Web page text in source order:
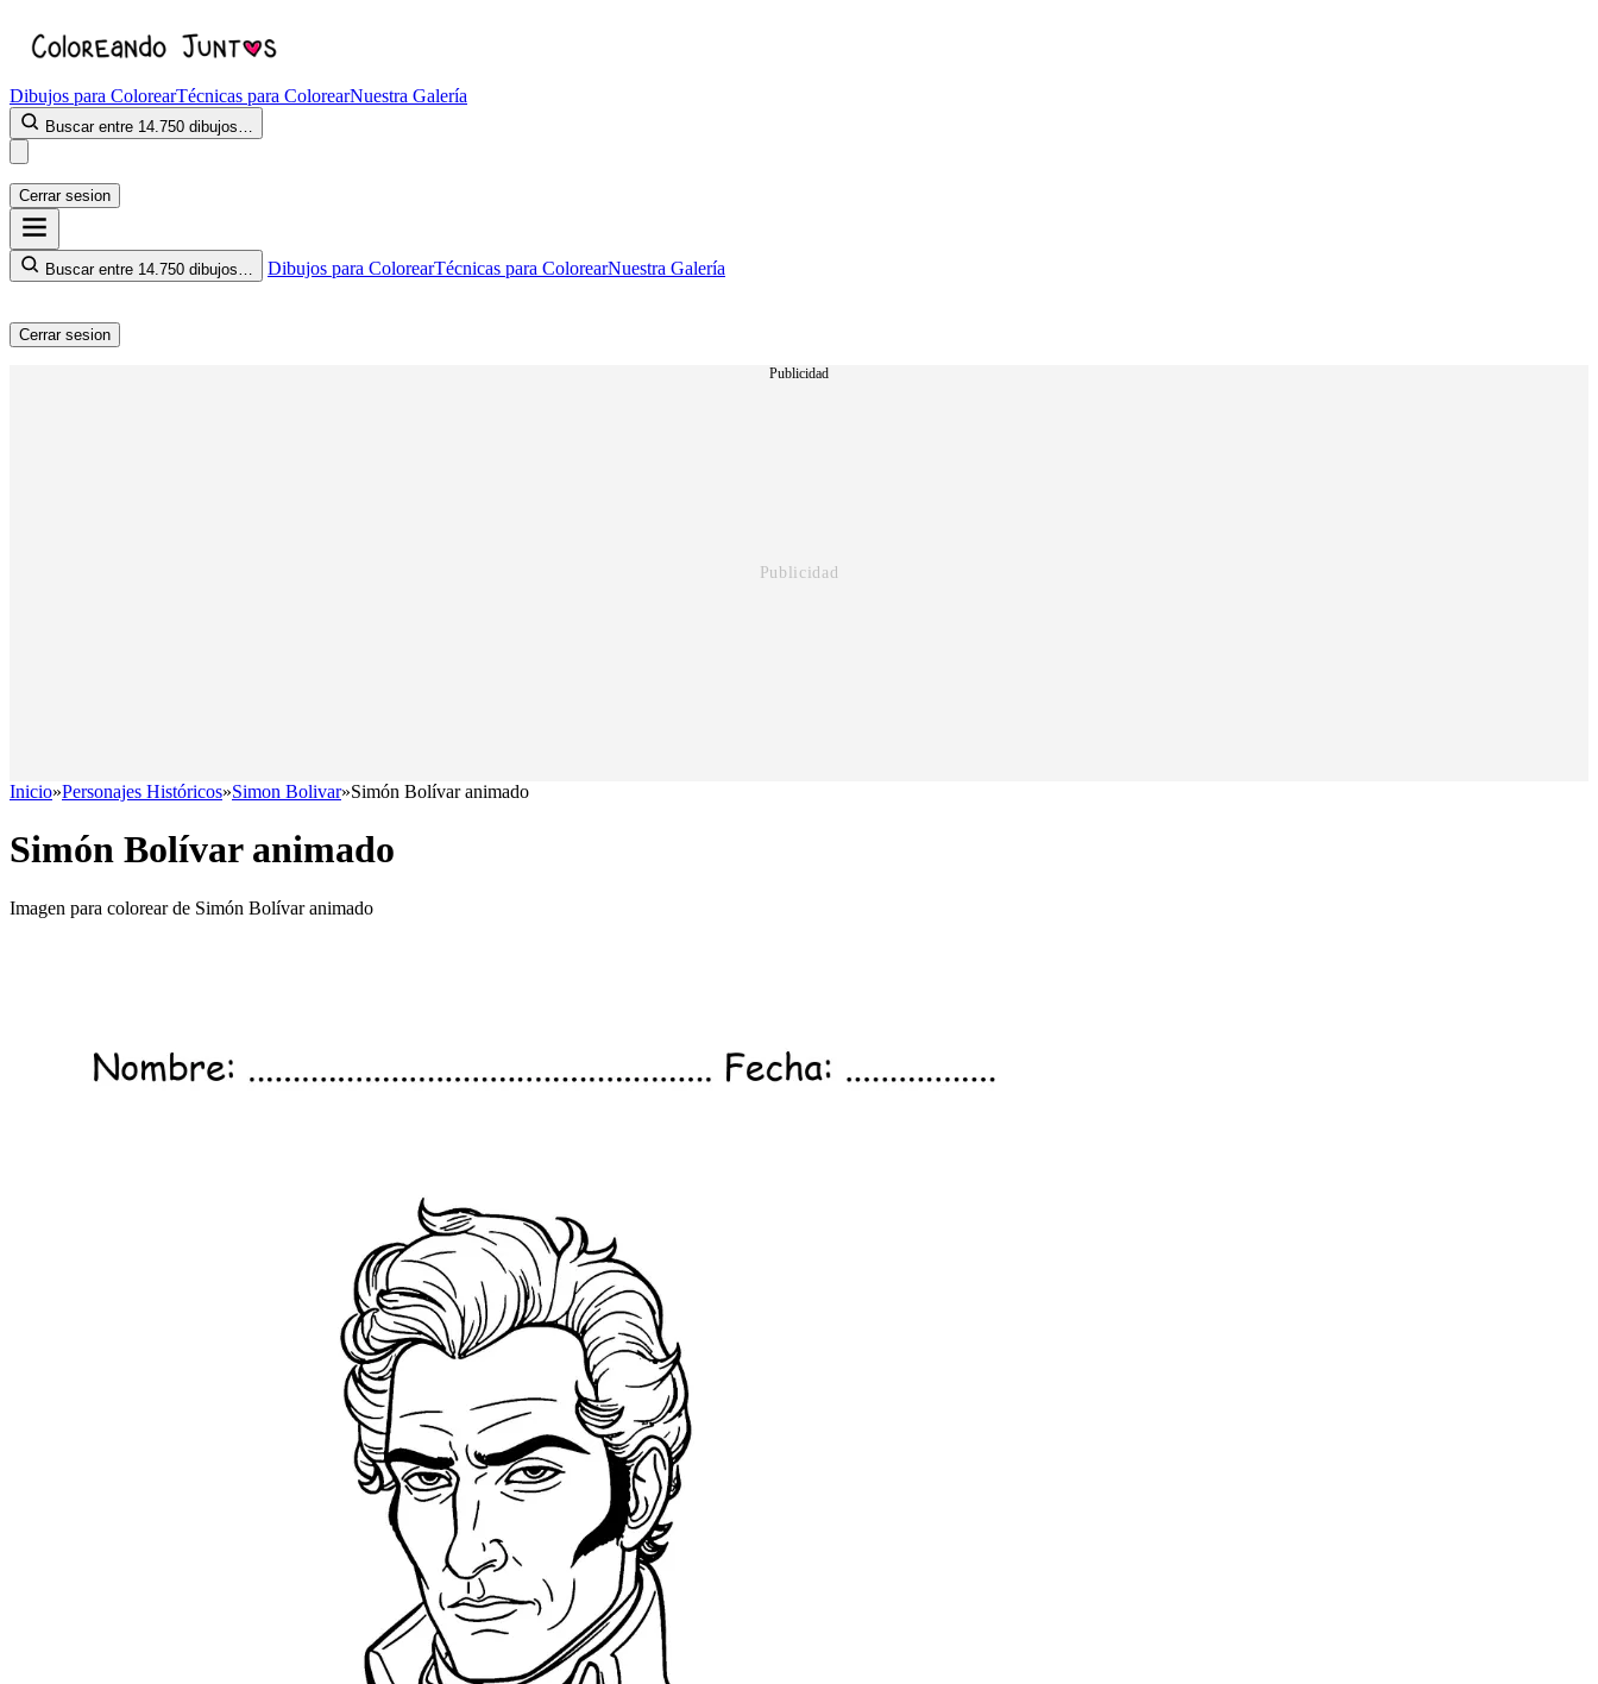
Dibujos para ColorearTécnicas para ColorearNuestra Galería
Buscar entre 14.750 dibujos…
Cerrar sesion
Buscar entre 14.750 dibujos… Dibujos para ColorearTécnicas para ColorearNuestra Galería
Cerrar sesion
Publicidad
Inicio»Personajes Históricos»Simon Bolivar»Simón Bolívar animado
Simón Bolívar animado
Imagen para colorear de Simón Bolívar animado